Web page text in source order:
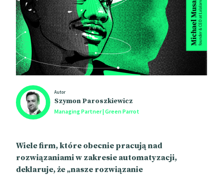
Autor
Szymon Paroszkiewicz
Managing Partner | Green Parrot
Wiele firm, które obecnie pracują nad
rozwiązaniami w zakresie automatyzacji,
deklaruje, że „nasze rozwiązanie